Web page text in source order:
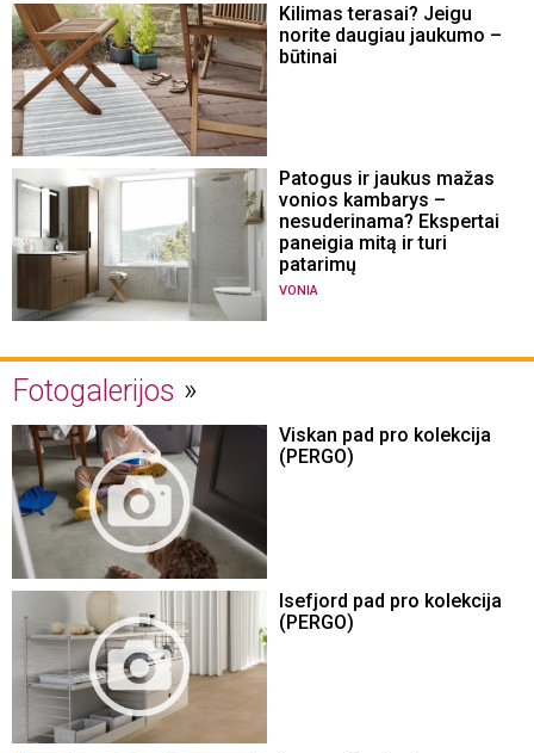
Kilimas terasai? Jeigu
norite daugiau jaukumo –
būtinai
Patogus ir jaukus mažas
vonios kambarys –
nesuderinama? Ekspertai
paneigia mitą ir turi
patarimų
VONIA
Fotogalerijos
Viskan pad pro kolekcija
(PERGO)
Isefjord pad pro kolekcija
(PERGO)